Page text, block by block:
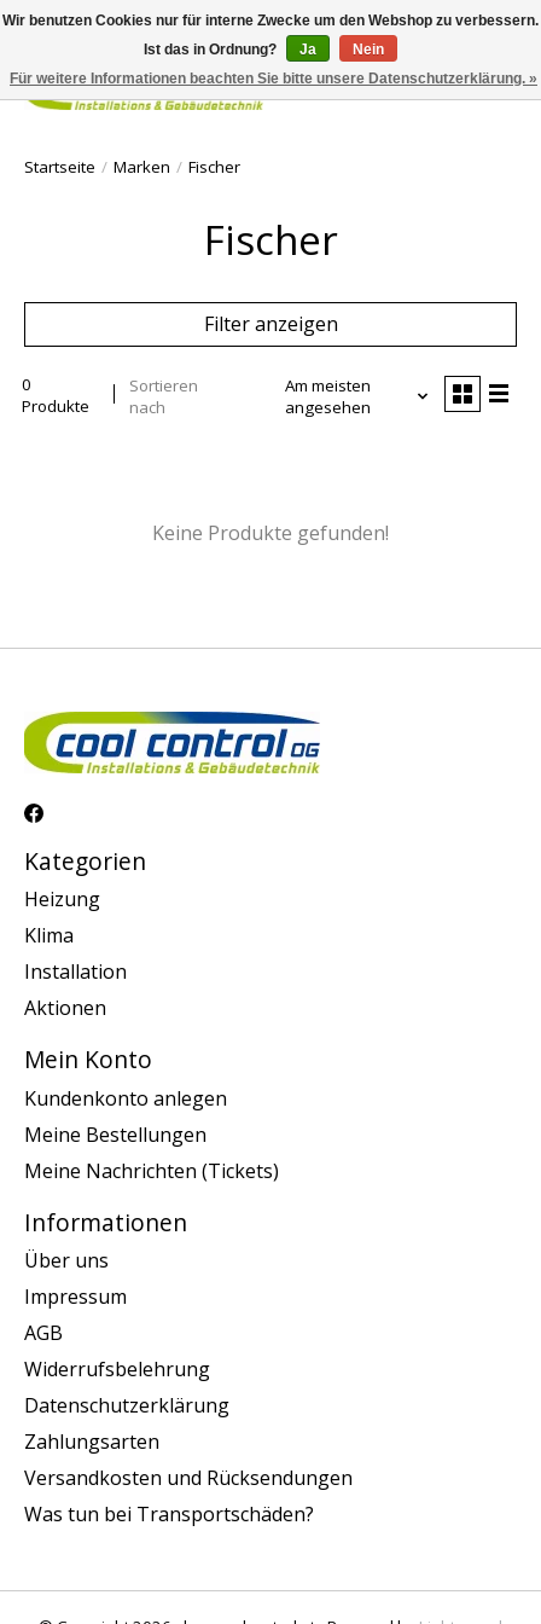
Ihr
Startseite / Marken / Fischer
Fischer
Filter anzeigen
0
Produkte
Sortieren
nach
Am meisten
angesehen
Keine Produkte gefunden!
Kategorien
Heizung
Klima
Installation
Aktionen
Mein Konto
Kundenkonto anlegen
Meine Bestellungen
Meine Nachrichten (Tickets)
Informationen
Über uns
Impressum
AGB
Widerrufsbelehrung
Datenschutzerklärung
Zahlungsarten
Versandkosten und Rücksendungen
Was tun bei Transportschäden?
Wir benutzen Cookies nur für interne Zwecke um den Webshop zu verbessern.
Ist das in Ordnung?
Ja
Nein
Für weitere Informationen beachten Sie bitte unsere Datenschutzerklärung. »